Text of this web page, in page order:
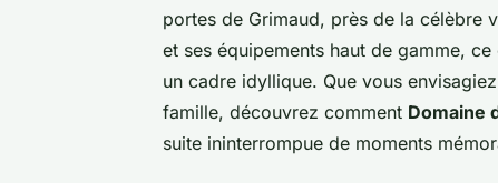
portes de Grimaud, près de la célèbre
et ses équipements haut de gamme,
un cadre idyllique. Que vous
famille, découvrez comment Domaine
suite ininterrompue de moments